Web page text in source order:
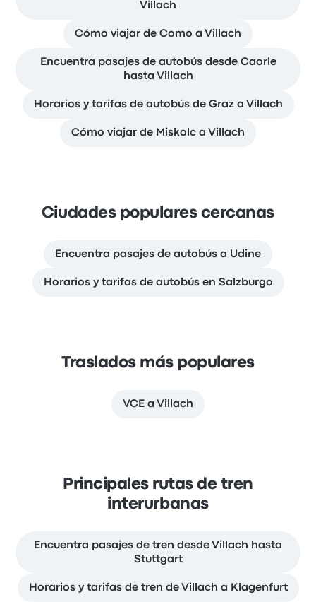
Villach
Cómo viajar de Como a Villach
Encuentra pasajes de autobús desde Caorle
hasta Villach
Horarios y tarifas de autobús de Graz a Villach
Cómo viajar de Miskolc a Villach
Ciudades populares cercanas
Encuentra pasajes de autobús a Udine
Horarios y tarifas de autobús en Salzburgo
Traslados más populares
VCE a Villach
Principales rutas de tren
interurbanas
Encuentra pasajes de tren desde Villach hasta
Stuttgart
Horarios y tarifas de tren de Villach a Klagenfurt